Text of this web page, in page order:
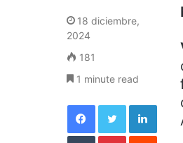
18 diciembre,
2024
181
1 minute read
Facebook Twitter LinkedIn
Tumblr Pinterest Reddit